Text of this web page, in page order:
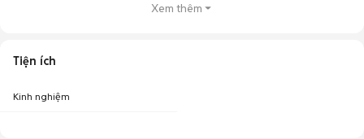
Xem thêm
Tiện ích
Kinh nghiệm